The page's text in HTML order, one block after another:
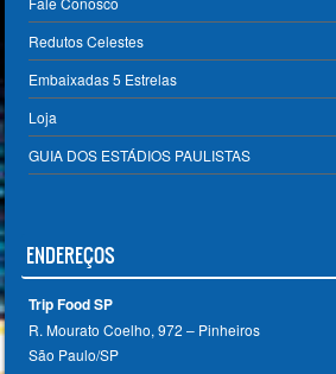
Redutos Celestes
Embaixadas 5 Estrelas
Loja
GUIA DOS ESTÁDIOS PAULISTAS
ENDEREÇOS
Trip Food SP
R. Mourato Coelho, 972 – Pinheiros
São Paulo/SP ‎